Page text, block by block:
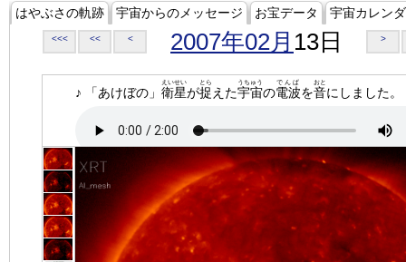
はやぶさの軌跡 宇宙からのメッセージ お宝データ 宇宙カレン
<<< << < 2007年02月 13日 >
♪ 「あけぼの」 衛星
えいせい
が捉
とら
えた宇宙
うちゅう
の電波
でんぱ
を音
おと
にしました。